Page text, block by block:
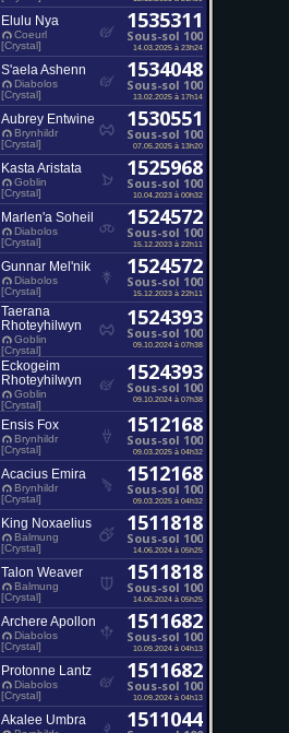
Elulu Nya
Coeurl
[Crystal]
1535311
Sous-sol 100
14.03.2025 à 23h24
S'aela Ashenn
Diabolos
[Crystal]
1534048
Sous-sol 100
13.02.2025 à 17h14
Aubrey Entwine
Brynhildr
[Crystal]
1530551
Sous-sol 100
07.05.2025 à 13h20
Kasta Aristata
Goblin
[Crystal]
1525968
Sous-sol 100
10.04.2023 à 00h32
Marlen'a Soheil
Diabolos
[Crystal]
1524572
Sous-sol 100
15.12.2023 à 22h11
Gunnar Mel'nik
Diabolos
[Crystal]
1524572
Sous-sol 100
15.12.2023 à 22h11
Taerana
Rhoteyhilwyn
Goblin
[Crystal]
1524393
Sous-sol 100
09.10.2024 à 07h38
Eckogeim
Rhoteyhilwyn
Goblin
[Crystal]
1524393
Sous-sol 100
09.10.2024 à 07h38
Ensis Fox
Brynhildr
[Crystal]
1512168
Sous-sol 100
09.03.2025 à 04h32
Acacius Emira
Brynhildr
[Crystal]
1512168
Sous-sol 100
09.03.2025 à 04h32
King Noxaelius
Balmung
[Crystal]
1511818
Sous-sol 100
14.06.2024 à 05h25
Talon Weaver
Balmung
[Crystal]
1511818
Sous-sol 100
14.06.2024 à 05h25
Archere Apollon
Diabolos
[Crystal]
1511682
Sous-sol 100
10.09.2024 à 04h13
Protonne Lantz
Diabolos
[Crystal]
1511682
Sous-sol 100
10.09.2024 à 04h13
Akalee Umbra 1511044